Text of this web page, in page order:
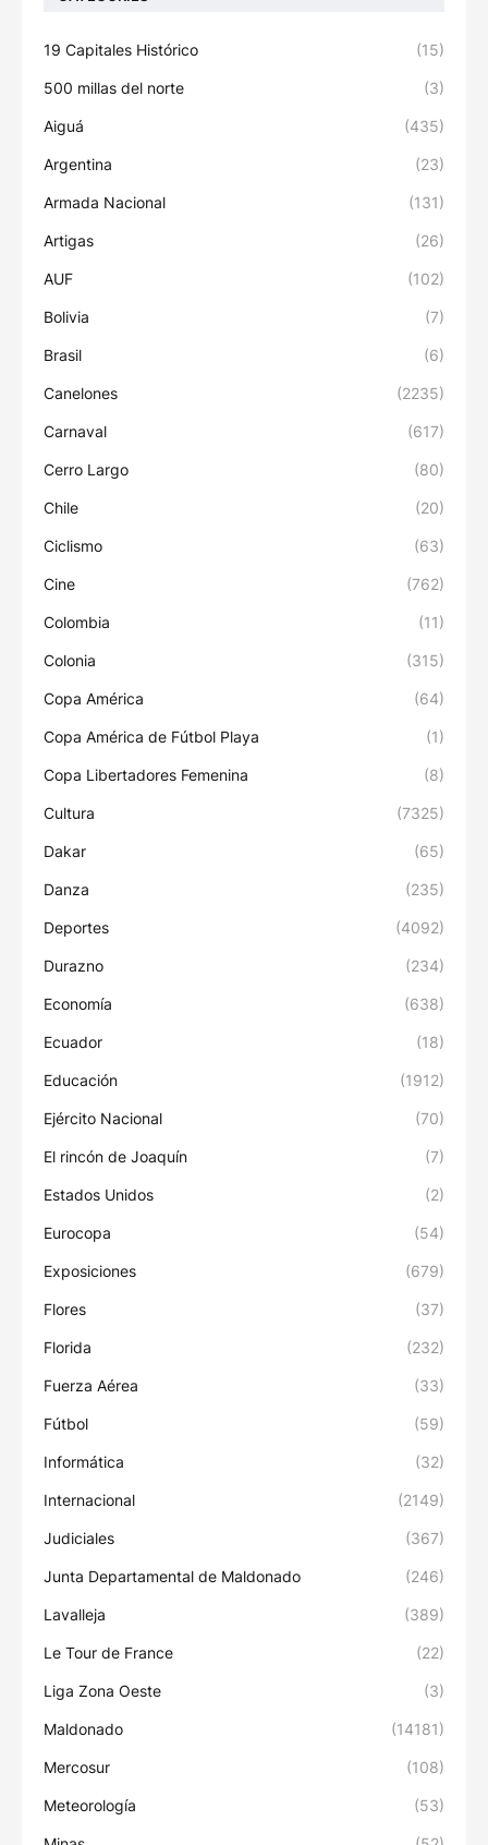
19 Capitales Histórico (15)
500 millas del norte (3)
Aiguá (435)
Argentina (23)
Armada Nacional (131)
Artigas (26)
AUF (102)
Bolivia (7)
Brasil (6)
Canelones (2235)
Carnaval (617)
Cerro Largo (80)
Chile (20)
Ciclismo (63)
Cine (762)
Colombia (11)
Colonia (315)
Copa América (64)
Copa América de Fútbol Playa (1)
Copa Libertadores Femenina (8)
Cultura (7325)
Dakar (65)
Danza (235)
Deportes (4092)
Durazno (234)
Economía (638)
Ecuador (18)
Educación (1912)
Ejército Nacional (70)
El rincón de Joaquín (7)
Estados Unidos (2)
Eurocopa (54)
Exposiciones (679)
Flores (37)
Florida (232)
Fuerza Aérea (33)
Fútbol (59)
Informática (32)
Internacional (2149)
Judiciales (367)
Junta Departamental de Maldonado (246)
Lavalleja (389)
Le Tour de France (22)
Liga Zona Oeste (3)
Maldonado (14181)
Mercosur (108)
Meteorología (53)